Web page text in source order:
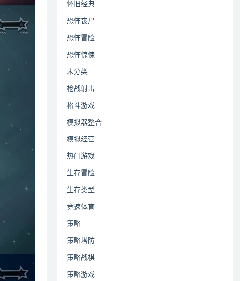
怀旧经典
恐怖丧尸
恐怖冒险
恐怖惊悚
未分类
枪战射击
格斗游戏
模拟器整合
模拟经营
热门游戏
生存冒险
生存类型
竞速体育
策略
策略塔防
策略战棋
策略游戏